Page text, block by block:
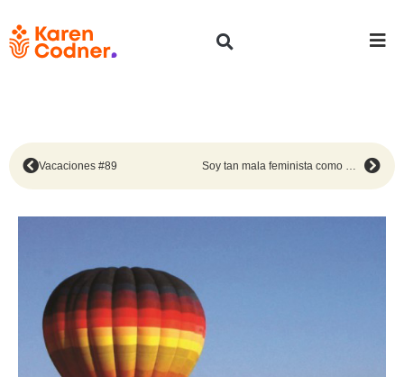
Vacaciones #89 Soy tan mala feminista como Margaret Atwood #91